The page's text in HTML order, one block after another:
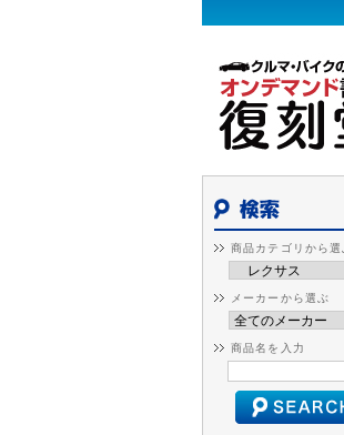
商品カテゴリから選
メーカーから選ぶ
商品名を入力